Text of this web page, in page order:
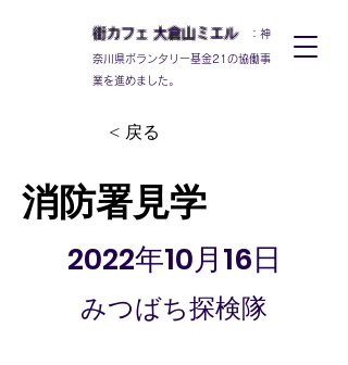
街カフェ 大倉山ミエル：神
奈川県ボランタリー基金21の協働事
業を進めました。
< 戻る
消防署見学
2022年10月16日
みつばち探検隊